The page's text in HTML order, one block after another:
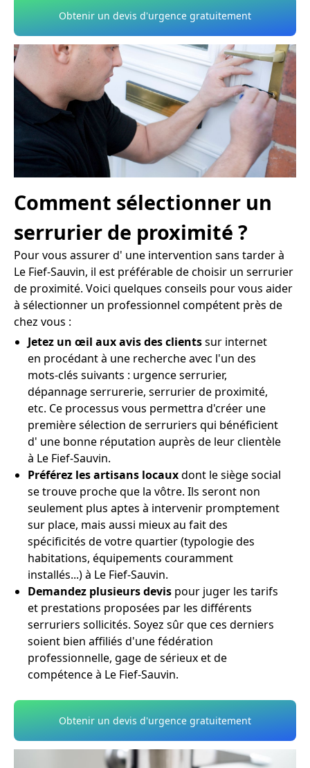
Obtenir un devis d'urgence gratuitement
Comment sélectionner un
serrurier de proximité ?
Pour vous assurer d' une intervention sans tarder à
Le Fief-Sauvin, il est préférable de choisir un serrurier
de proximité. Voici quelques conseils pour vous aider
à sélectionner un professionnel compétent près de
chez vous :
Jetez un œil aux avis des clientssur internet
en procédant à une recherche avec l'un des
mots-clés suivants : urgence serrurier,
dépannage serrurerie, serrurier de proximité,
etc. Ce processus vous permettra d'créer une
première sélection de serruriers qui bénéficient
d' une bonne réputation auprès de leur clientèle
à Le Fief-Sauvin.
Préférez les artisans locauxdont le siège social
se trouve proche que la vôtre. Ils seront non
seulement plus aptes à intervenir promptement
sur place, mais aussi mieux au fait des
spécificités de votre quartier (typologie des
habitations, équipements couramment
installés...) à Le Fief-Sauvin.
Demandez plusieurs devis pour juger les tarifs
et prestations proposées par les différents
serruriers sollicités. Soyez sûr que ces derniers
soient bien affiliés d'une fédération
professionnelle, gage de sérieux et de
compétence à Le Fief-Sauvin.
Obtenir un devis d'urgence gratuitement